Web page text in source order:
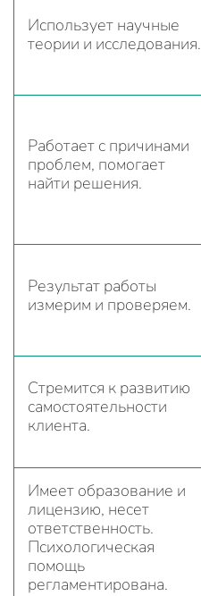
Использует научные
теории и исследования.
Работает с причинами
проблем, помогает
найти решения.
Результат работы
измерим и проверяем.
Стремится к развитию
самостоятельности
клиента.
Имеет образование и
лицензию, несет
ответственность.
Психологическая
помощь
регламентирована.